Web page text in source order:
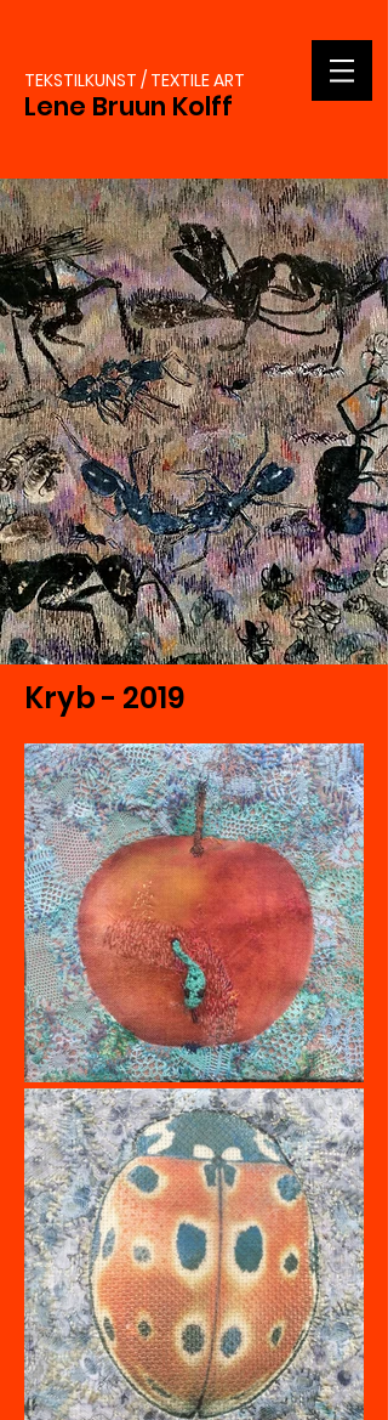
Lene Bruun Kolff
TEKSTILKUNST / TEXTILE ART
Kryb - 2019